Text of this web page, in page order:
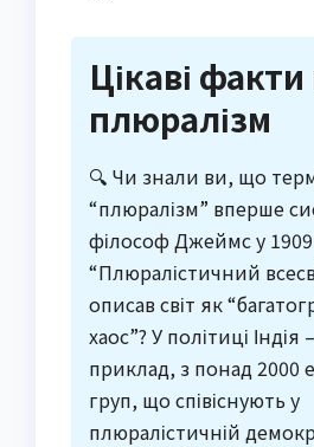
Цікаві
плюралізм
🔍 Чи знали ви, що
“плюралізм” вперше
філософ Джеймс у 1909
“Плюралістичний
описав світ як
хаос”? У політиці
приклад, з понад 2000
груп, що співіснують у
плюралістичній